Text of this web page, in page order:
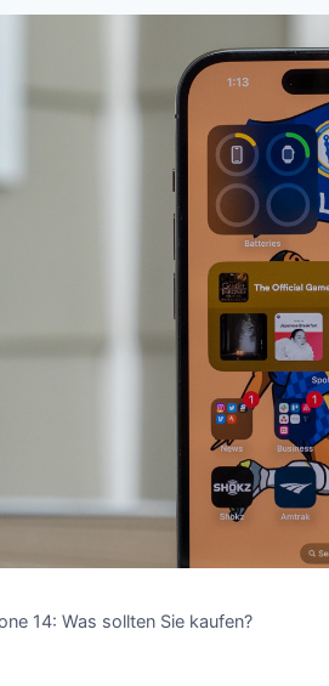
14: Was sollten Sie kaufen?